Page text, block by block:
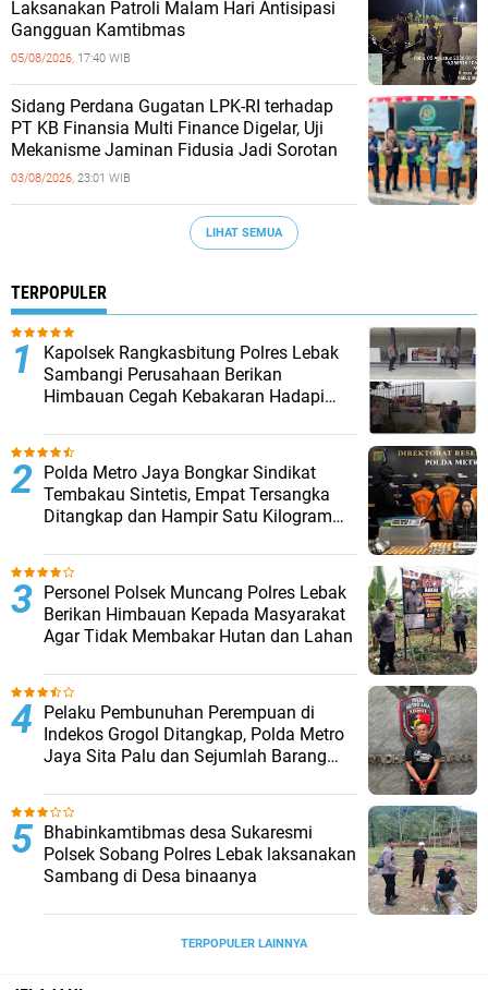
Laksanakan Patroli Malam Hari Antisipasi
Gangguan Kamtibmas
05/08/2026, 17:40 WIB
Sidang Perdana Gugatan LPK-RI terhadap
PT KB Finansia Multi Finance Digelar, Uji
Mekanisme Jaminan Fidusia Jadi Sorotan
03/08/2026, 23:01 WIB
LIHAT SEMUA
TERPOPULER
Kapolsek Rangkasbitung Polres Lebak
Sambangi Perusahaan Berikan
Himbauan Cegah Kebakaran Hadapi
‎Polda Metro Jaya Bongkar Sindikat
Tembakau Sintetis, Empat Tersangka
Ditangkap dan Hampir Satu Kilogram
Personel Polsek Muncang Polres Lebak
Berikan Himbauan Kepada Masyarakat
Agar Tidak Membakar Hutan dan Lahan
Pelaku Pembunuhan Perempuan di
Indekos Grogol Ditangkap, Polda Metro
Jaya Sita Palu dan Sejumlah Barang
Bhabinkamtibmas desa Sukaresmi
Polsek Sobang Polres Lebak laksanakan
Sambang di Desa binaanya
TERPOPULER LAINNYA